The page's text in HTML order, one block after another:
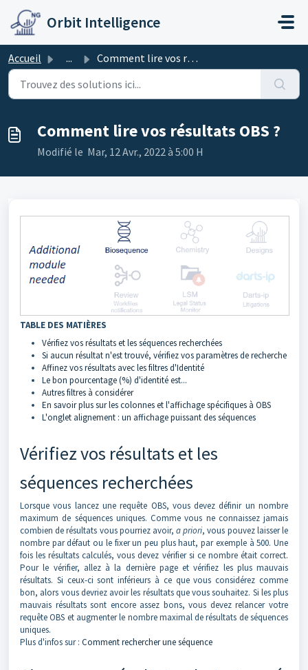
Passer au contenu principal
Orbit Intelligence
Accueil ... Comment lire vos résultats OBS ?
Comment lire vos résultats OBS ?
Modifié le Mar, 12 Avr., 2022 à 5:00 H
TABLE DES MATIÈRES
Vérifiez vos résultats et les séquences recherchées
Si aucun résultat n'est trouvé, vérifiez vos paramètres de recherche
Affinez vos résultats avec les filtres d'Identité
Le bon pourcentage (%) d'identité est...
Autres filtres à considérer
En savoir plus sur les colonnes et l'affichage spécifiques à OBS
L'onglet alignement : un affichage puissant des séquences
Vérifiez vos résultats et les
séquences recherchées
Lorsque vous lancez une requête OBS, vous devez définir un nombre
maximum de séquences uniques. Comme vous ne connaissez jamais
combien de résultats vous pourriez avoir,a priori, vous pouvez laisser le
nombre par défaut ou le fixer un peu plus haut, par exemple à 500. Une
fois les résultats calculés, vous devez vérifier si ce nombre était correct.
Pour le vérifier, allez à la dernière page et vérifiez les plus mauvais
résultats. Si ceux-ci sont inférieurs à ce que vous considérez comme
bon, alors vous devriez avoir les résultats que vous souhaitez. Si les plus
mauvais résultats sont encore assez bons, vous devez relancer votre
requête OBS et augmenter le nombre maximal de résultats de séquences
uniques.
Plus d'infos sur : Comment rechercher une séquence